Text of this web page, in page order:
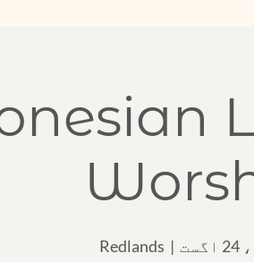
  |
Redlands